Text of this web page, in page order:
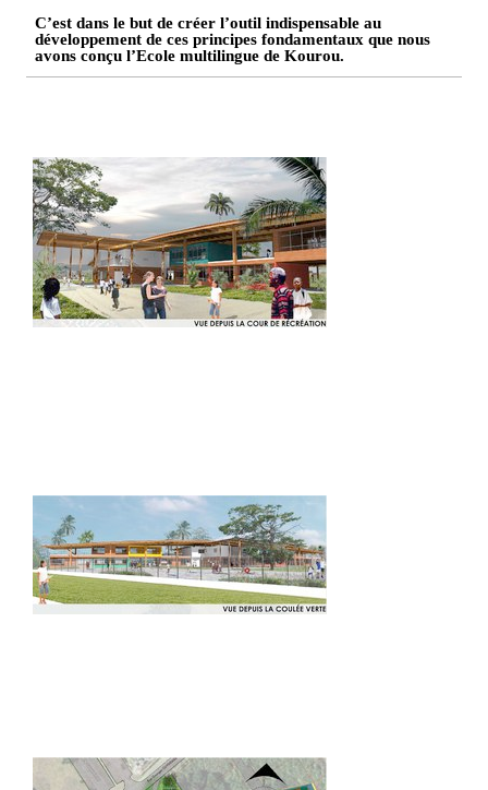
C’est dans le but de créer l’outil indispensable au
développement de ces principes fondamentaux que nous
avons conçu l’Ecole multilingue de Kourou.